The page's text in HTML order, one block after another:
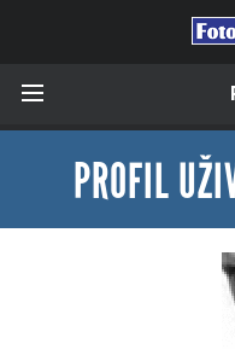
PROFIL